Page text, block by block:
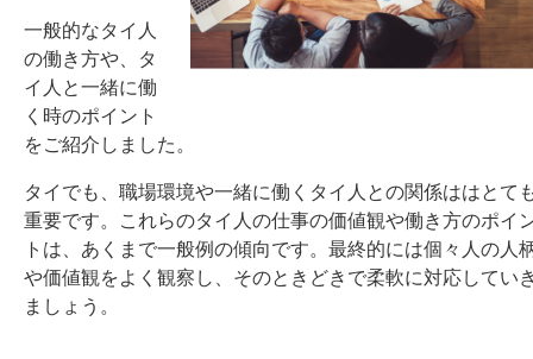
一般的なタイ人
の働き方や、タ
イ人と一緒に働
く時のポイント
をご紹介しました。
タイでも、職場環境や一緒に働くタイ人との関係ははとて
重要です。これらのタイ人の仕事の価値観や働き方のポイ
トは、あくまで一般例の傾向です。最終的には個々人の人
や価値観をよく観察し、そのときどきで柔軟に対応してい
ましょう。